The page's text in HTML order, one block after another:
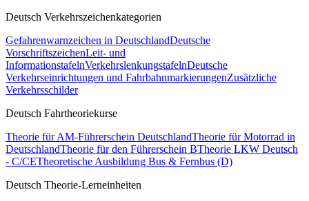
Deutsch Verkehrszeichenkategorien
Gefahrenwarnzeichen in DeutschlandDeutsche
VorschriftszeichenLeit- und
InformationstafelnVerkehrslenkungstafelnDeutsche
Verkehrseinrichtungen und FahrbahnmarkierungenZusätzliche
Verkehrsschilder
Deutsch Fahrtheoriekurse
Theorie für AM-Führerschein DeutschlandTheorie für Motorrad in
DeutschlandTheorie für den Führerschein BTheorie LKW Deutsch
- C/CETheoretische Ausbildung Bus & Fernbus (D)
Deutsch Theorie-Lerneinheiten